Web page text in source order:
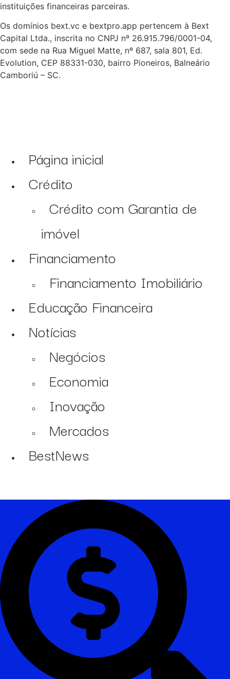
instituições financeiras parceiras.
Os domínios bext.vc e bextpro.app pertencem à Bext
Capital Ltda., inscrita no CNPJ nº 26.915.796/0001-04,
com sede na Rua Miguel Matte, nº 687, sala 801, Ed.
Evolution, CEP 88331-030, bairro Pioneiros, Balneário
Camboriú – SC.
Página inicial
Crédito
Crédito com Garantia de
imóvel
Financiamento
Financiamento Imobiliário
Educação Financeira
Notícias
Negócios
Economia
Inovação
Mercados
BestNews